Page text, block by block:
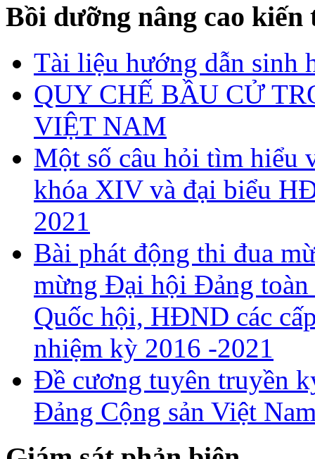
Bồi dưỡng nâng cao kiến
Tài liệu hướng dẫn sinh
QUY CHẾ BẦU CỬ
VIỆT NAM
Một số câu hỏi tìm hiểu
khóa XIV và đại biểu
2021
Bài phát động thi đua
mừng Đại hội Đảng
Quốc hội, HĐND các
nhiệm kỳ 2016 -2021
Đề cương tuyên truyền
Đảng Cộng sản Việt